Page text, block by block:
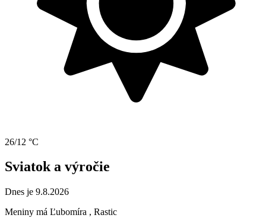
26/12 °C
Sviatok a výročie
Dnes je 9.8.2026
Meniny má Ľubomíra , Rastic